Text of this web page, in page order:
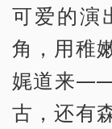
可爱的演
角，用稚
娓道来——
古，还有